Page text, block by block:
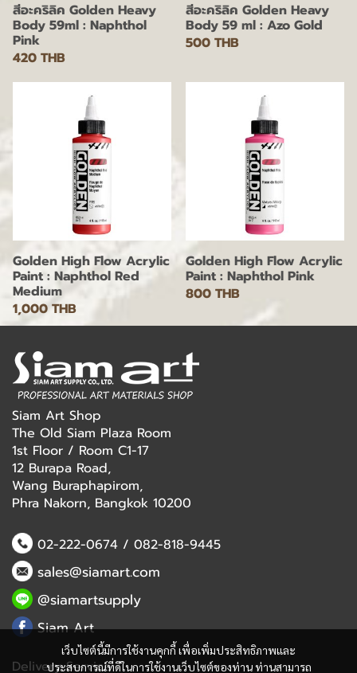
สีอะคริลิค Golden Heavy
Body 59ml : Naphthol
Pink
420 THB
สีอะคริลิค Golden Heavy
Body 59 ml : Azo Gold
500 THB
Golden High Flow Acrylic
Paint : Naphthol Red
Medium
1,000 THB
Golden High Flow Acrylic
Paint : Naphthol Pink
800 THB
เว็บไซต์นี้มีการใช้งานคุกกี้ เพื่อเพิ่มประสิทธิภาพและ
ประสบการณ์ที่ดีในการใช้งานเว็บไซต์ของท่าน ท่านสามารถ
Siam Art Shop
The Old Siam Plaza Room
1st Floor / Room C1-17
12 Burapa Road,
Wang Buraphapirom,
Phra Nakorn, Bangkok 10200
02-222-0674/ 082-818-9445
sales@siamart.com
@siamartsupply
Siam Art
Delivery Service